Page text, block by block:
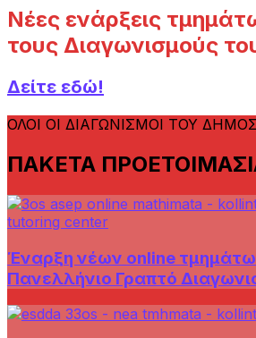
Νέες ενάρξεις
τους Διαγωνισμούς
Δείτε εδώ!
ΟΛΟΙ ΟΙ ΔΙΑΓΩΝΙΣΜΟΙ ΤΟΥ
ΠΑΚΕΤΑ
Έναρξη νέων online
Πανελλήνιο Γραπτό